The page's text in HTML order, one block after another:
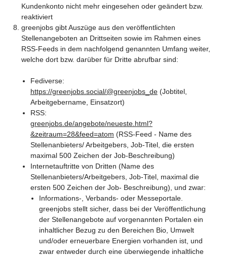
Kundenkonto nicht mehr eingesehen oder geändert bzw.
reaktiviert
greenjobs gibt Auszüge aus den veröffentlichten
Stellenangeboten an Drittseiten sowie im Rahmen eines
RSS-Feeds in dem nachfolgend genannten Umfang weiter,
welche dort bzw. darüber für Dritte abrufbar sind:
Fediverse:
https://greenjobs.social/@greenjobs_de(Jobtitel,
Arbeitgebername, Einsatzort)
RSS:
greenjobs.de/angebote/neueste.html?
&zeitraum=28&feed=atom (RSS-Feed - Name des
Stellenanbieters/ Arbeitgebers, Job-Titel, die ersten
maximal 500 Zeichen der Job-Beschreibung)
Internetauftritte von Dritten (Name des
Stellenanbieters/Arbeitgebers, Job-Titel, maximal die
ersten 500 Zeichen der Job- Beschreibung), und zwar:
Informations-, Verbands- oder Messeportale.
greenjobs stellt sicher, dass bei der Veröffentlichung
der Stellenangebote auf vorgenannten Portalen ein
inhaltlicher Bezug zu den Bereichen Bio, Umwelt
und/oder erneuerbare Energien vorhanden ist, und
zwar entweder durch eine überwiegende inhaltliche